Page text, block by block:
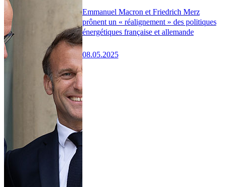
Emmanuel Macron et Friedrich Merz
prônent un « réalignement » des politiques
énergétiques française et allemande
08.05.2025